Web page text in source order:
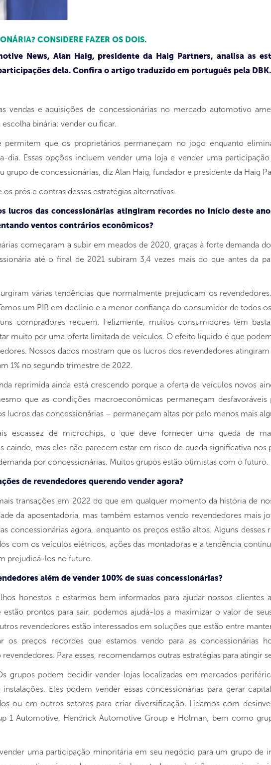
CONSIDERE FAZER OS DOIS.
News, Alan Haig, presidente da Haig Partners, analisa as
dela. Confira o artigo traduzido em português pela DBK.
vendas e aquisições de concessionárias no mercado automotivo
binária: vender ou ficar.
permitem que os proprietários permaneçam no jogo enquanto
dia. Essas opções incluem vender uma loja e vender uma
de concessionárias, diz Alan Haig, fundador e presidente da Haig
prós e contras dessas estratégias alternativas.
lucros das concessionárias atingiram recordes no início deste
ventos contrários econômicos?
começaram a subir em meados de 2020, graças à forte demanda
até o final de 2021 subiram 3,4 vezes mais do que antes da
várias tendências que normalmente prejudicam os
um PIB em declínio e a menor confiança do consumidor de todos
compradores recuem. Felizmente, muitos consumidores têm
muito por uma oferta limitada de veículos. O efeito líquido é que
Nossos dados mostram que os lucros dos revendedores
1% no segundo trimestre de 2022.
reprimida ainda está crescendo porque a oferta de veículos novos
que as condições macroeconômicas permaneçam desfavoráveis
lucros das concessionárias – permaneçam altas por pelo menos mais
escassez de microchips, o que deve fornecer uma queda de
caindo, mas eles não parecem estar em risco de queda significativa nos
por concessionárias. Muitos grupos estão otimistas com o futuro.
de revendedores querendo vender agora?
transações em 2022 do que em qualquer momento da história de
da aposentadoria, mas também estamos vendo revendedores mais
concessionárias agora, enquanto os preços estão altos. Alguns desses
com os veículos elétricos, ações das montadoras e a tendência
prejudicá-los no futuro.
além de vender 100% de suas concessionárias?
honestos e estarmos bem informados para ajudar nossos clientes
estão prontos para sair, podemos ajudá-los a maximizar o valor de
revendedores estão interessados ​​em soluções que estão entre
os preços recordes que estamos vendo para as concessionárias
Para esses, recomendamos outras estratégias para atingir
grupos podem decidir vender lojas localizadas em mercados
Eles podem vender essas concessionárias para gerar
ou em outros setores para criar diversificação. Lidamos com
1 Automotive, Hendrick Automotive Group e Holman, bem como
uma participação minoritária em seu negócio para um grupo de